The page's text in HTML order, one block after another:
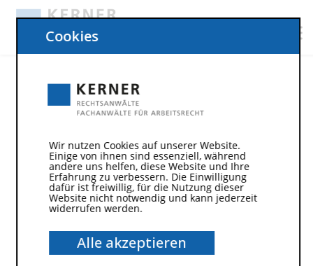
Cookies
Wir nutzen Cookies auf unserer Website.
Einige von ihnen sind essenziell, während
andere uns helfen, diese Website und Ihre
Erfahrung zu verbessern. Die Einwilligung
dafür ist freiwillig, für die Nutzung dieser
Website nicht notwendig und kann jederzeit
widerrufen werden.
Alle akzeptieren